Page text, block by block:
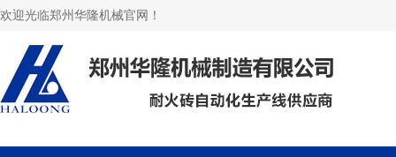
欢迎光临郑州华隆机械官网！